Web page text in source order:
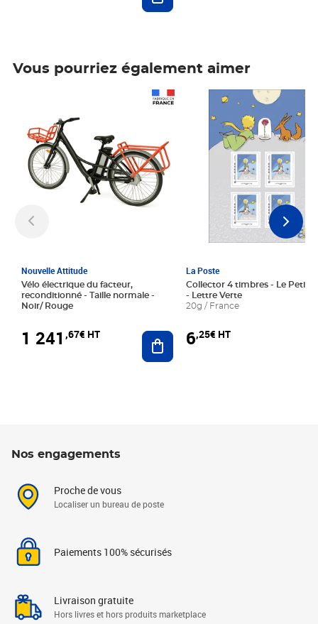
Vous pourriez également aimer
Nouvelle Attitude
Vélo électrique du facteur,
reconditionné - Taille normale -
Noir/ Rouge
1 241 ,67€ HT Ajouter au panier
La Poste
Collector 4 timbres - Le Petit
- Lettre Verte
20g / France
6,25€ HT
Prix 6,25€ HT
Nos engagements
Proche de vous
Localiser un bureau de poste
Paiements 100% sécurisés
Livraison gratuite
Hors livres et hors produits marketplace